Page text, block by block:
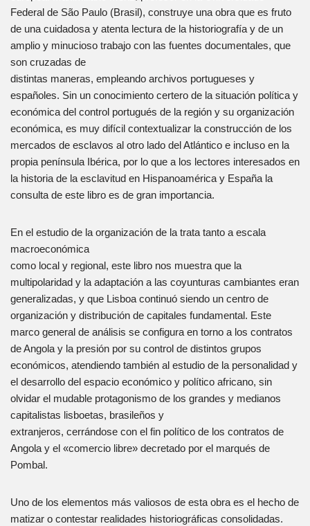
Federal de São Paulo (Brasil), construye una obra que es fruto
de una cuidadosa y atenta lectura de la historiografía y de un
amplio y minucioso trabajo con las fuentes documentales, que
son cruzadas de
distintas maneras, empleando archivos portugueses y
españoles. Sin un conocimiento certero de la situación política y
económica del control portugués de la región y su organización
económica, es muy difícil contextualizar la construcción de los
mercados de esclavos al otro lado del Atlántico e incluso en la
propia península Ibérica, por lo que a los lectores interesados en
la historia de la esclavitud en Hispanoamérica y España la
consulta de este libro es de gran importancia.
En el estudio de la organización de la trata tanto a escala
macroeconómica
como local y regional, este libro nos muestra que la
multipolaridad y la adaptación a las coyunturas cambiantes eran
generalizadas, y que Lisboa continuó siendo un centro de
organización y distribución de capitales fundamental. Este
marco general de análisis se configura en torno a los contratos
de Angola y la presión por su control de distintos grupos
económicos, atendiendo también al estudio de la personalidad y
el desarrollo del espacio económico y político africano, sin
olvidar el mudable protagonismo de los grandes y medianos
capitalistas lisboetas, brasileños y
extranjeros, cerrándose con el fin político de los contratos de
Angola y el «comercio libre» decretado por el marqués de
Pombal.
Uno de los elementos más valiosos de esta obra es el hecho de
matizar o contestar realidades historiográficas consolidadas.